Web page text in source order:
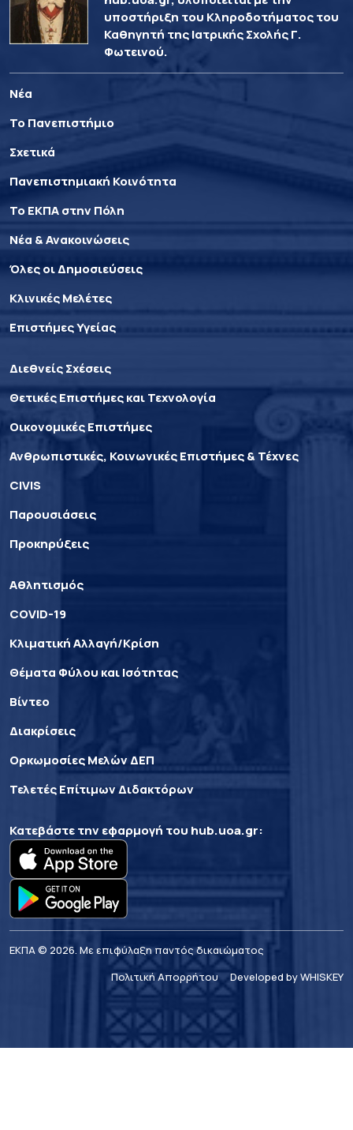
υποστήριξη του Κληροδοτήματος του
Καθηγητή της Ιατρικής Σχολής Γ.
Φωτεινού.
Νέα
Το Πανεπιστήμιο
Σχετικά
Πανεπιστημιακή Κοινότητα
Το ΕΚΠΑ στην Πόλη
Νέα & Ανακοινώσεις
Όλες οι Δημοσιεύσεις
Κλινικές Μελέτες
Επιστήμες Υγείας
Διεθνείς Σχέσεις
Θετικές Επιστήμες και Τεχνολογία
Οικονομικές Επιστήμες
Ανθρωπιστικές, Κοινωνικές Επιστήμες & Τέχνες
CIVIS
Παρουσιάσεις
Προκηρύξεις
Αθλητισμός
COVID-19
Κλιματική Αλλαγή/Κρίση
Θέματα Φύλου και Ισότητας
Βίντεο
Διακρίσεις
Ορκωμοσίες Μελών ΔΕΠ
Τελετές Επίτιμων Διδακτόρων
Κατεβάστε την εφαρμογή του hub.uoa.gr:
ΕΚΠΑ © 2026. Με επιφύλαξη παντός δικαιώματος
Πολιτική Απορρήτου
Developed by WHISKEY